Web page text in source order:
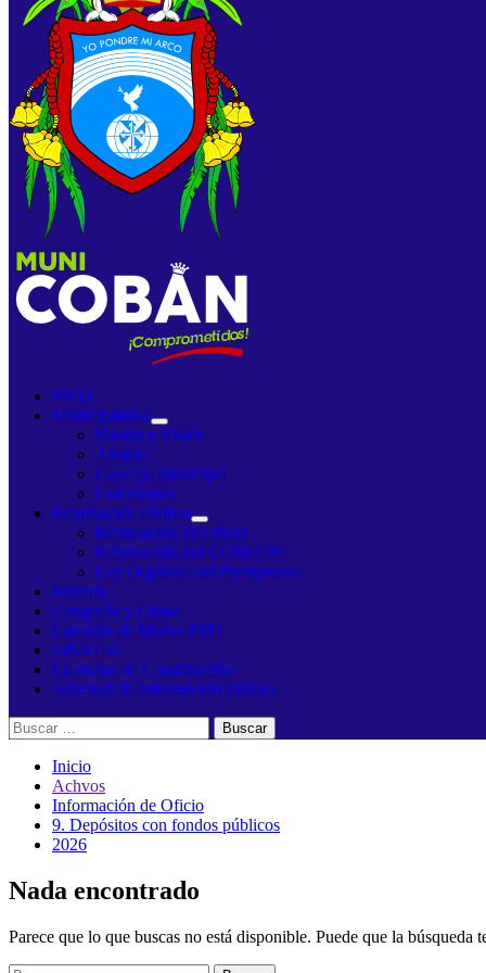
Inicio
Municipalidad
Misión y Visión
Alcalde
Concejo Municipal
Comisiones
Información Pública
Información de Oficio
Información del COMUDE
Ley Orgánica del Presupuesto
Historia
Geografía y Clima
Consulta de Multas PMT
SINACIG
Licencias de Construcción
Solicitud de Información Pública
Buscar:
Inicio
Achvos
Información de Oficio
9. Depósitos con fondos públicos
2026
Nada encontrado
Parece que lo que buscas no está disponible. Puede que la búsqueda